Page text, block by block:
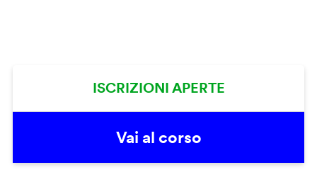
ISCRIZIONI APERTE
Vai al corso